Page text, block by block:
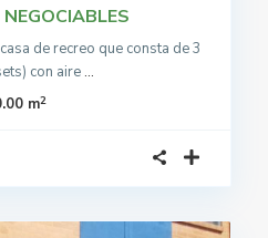
NEGOCIABLES
de recreo que consta de 3
con aire...
m2